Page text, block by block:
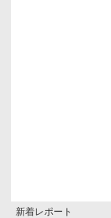
新着レポート